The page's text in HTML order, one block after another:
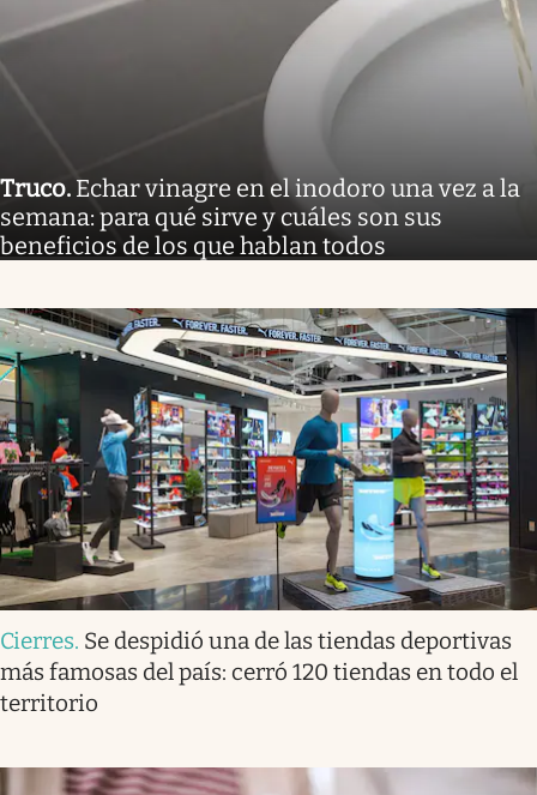
Truco. Echar vinagre en el inodoro una vez a la
semana: para qué sirve y cuáles son sus
beneficios de los que hablan todos
Cierres. Se despidió una de las tiendas deportivas
más famosas del país: cerró 120 tiendas en todo el
territorio